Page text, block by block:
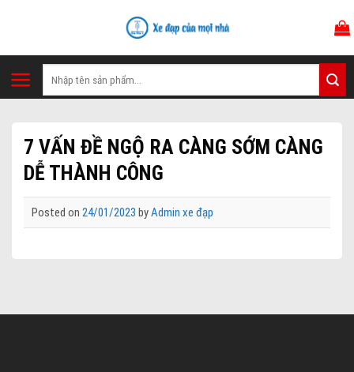
Tìm
kiếm:
7 VẤN ĐỀ NGỘ RA CÀNG SỚM CÀNG
DỄ THÀNH CÔNG
Posted on 24/01/2023 byAdmin xe đạp